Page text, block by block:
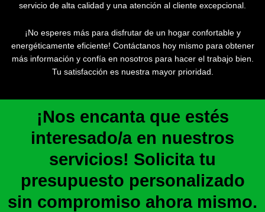
servicio de alta calidad y una atención al cliente excepcional.
¡No esperes más para disfrutar de un hogar confortable y
energéticamente eficiente! Contáctanos hoy mismo para obtener
más información y confía en nosotros para hacer el trabajo bien.
Tu satisfacción es nuestra mayor prioridad.
¡Nos encanta que estés
interesado/a en nuestros
servicios! Solicita tu
presupuesto personalizado
sin compromiso ahora mismo.